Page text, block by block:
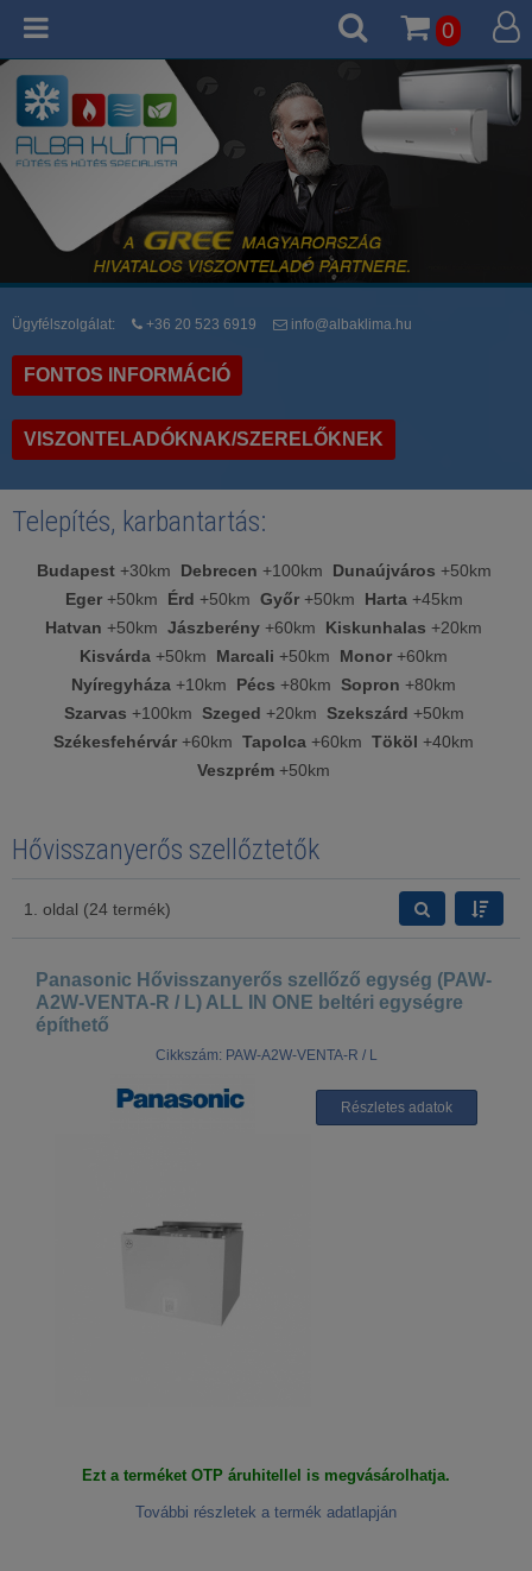
0
Ügyfélszolgálat: +36 20 523 6919 info@albaklima.hu
FONTOS INFORMÁCIÓ
VISZONTELADÓKNAK/SZERELŐKNEK
Telepítés, karbantartás:
Budapest+30km Debrecen +100km Dunaújváros +50km
Eger+50km Érd +50km Győr+50km Harta+45km
Hatvan +50km Jászberény +60km Kiskunhalas +20km
Kisvárda +50km Marcali +50km Monor +60km
Nyíregyháza +10km Pécs +80km Sopron +80km
Szarvas +100km Szeged +20km Szekszárd +50km
Székesfehérvár +60km Tapolca +60km Tököl +40km
Veszprém +50km
Hővisszanyerős szellőztetők
1. oldal (24 termék)
Panasonic Hővisszanyerős szellőző egység (PAW-
A2W-VENTA-R / L) ALL IN ONE beltéri egységre
építhető
Cikkszám: PAW-A2W-VENTA-R / L
Részletes adatok
Ezt a terméket OTP áruhitellel is megvásárolhatja.
További részletek a termék adatlapján